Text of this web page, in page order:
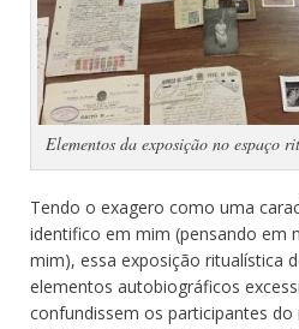
Elementos da exposição no espaço
Tendo o exagero como uma
identifico em mim (pensando em
mim), essa exposição ritualística
elementos autobiográficos
confundissem os participantes